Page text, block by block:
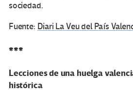
sociedad.
Fuente: Diari La Veu del País
***
Lecciones de una huelga
histórica